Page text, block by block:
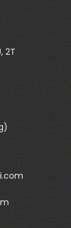
2T